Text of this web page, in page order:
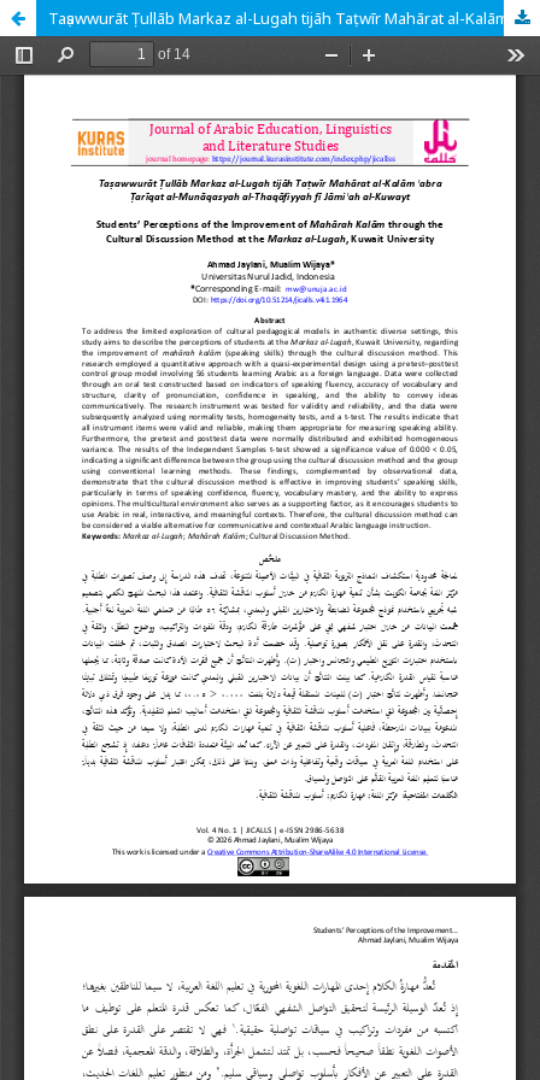
Taṣawwurāt Ṭullāb Markaz al-Lugah tijāh Taṭwīr Mahārat al-Kalām ʿabra Ṭarīqat al-Munāqasyah al-Thaqāfiyyah fī Jāmiʿah al-Kuwayt